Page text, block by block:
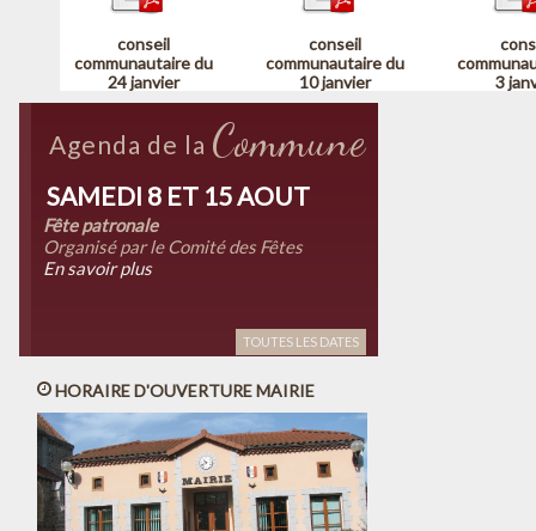
conseil
communautaire du
24 janvier
conseil
communautaire du
10 janvier
3
Agenda de la Commune
SAMEDI 8 ET 15 AOUT
Fête patronale
Organisé par le Comité des Fêtes
En savoir plus
TOUTES LES DATES
HORAIRE D'OUVERTURE MAIRIE